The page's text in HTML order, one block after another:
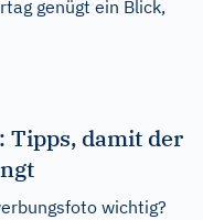
genügt ein Blick,
Tipps, damit der
wichtig?